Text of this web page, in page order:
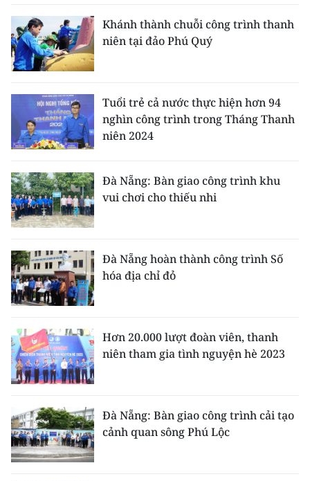
Media Giáo dục
Media Y tế
Media Khoa học - Công nghệ
Media Môi trường
Infographic
TIN ĐỊA PHƯƠNG
Trung du và miền núi phía Bắc
Đồng bằng sông Hồng
Bắc Trung Bộ
Nguyên
Đông Nam Bộ
Đồng bằng sông Cửu Long
Khánh thành chuỗi công trình thanh
niên tại đảo Phú Quý
Tuổi trẻ cả nước thực hiện hơn 94
nghìn công trình trong Tháng Thanh
niên 2024
Đà Nẵng: Bàn giao công trình khu
vui chơi cho thiếu nhi
Đà Nẵng hoàn thành công trình Số
hóa địa chỉ đỏ
Hơn 20.000 lượt đoàn viên, thanh
niên tham gia tình nguyện hè 2023
Đà Nẵng: Bàn giao công trình cải tạo
cảnh quan sông Phú Lộc